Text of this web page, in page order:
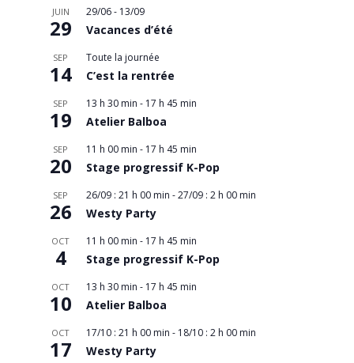
JUIN
29
29/06- 13/09
Vacances d’été
SEP
14
Toute la journée
C’est la rentrée
SEP
19
13 h 30 min - 17 h 45 min
Atelier Balboa
SEP
20
11 h 00 min - 17 h 45 min
Stage progressif K-Pop
SEP
26
26/09 : 21 h 00 min -27/09 : 2 h 00 min
Westy Party
OCT
4
11 h 00 min - 17 h 45 min
Stage progressif K-Pop
OCT
10
13 h 30 min - 17 h 45 min
Atelier Balboa
OCT
17
17/10 : 21 h 00 min - 18/10 : 2 h 00 min
Westy Party